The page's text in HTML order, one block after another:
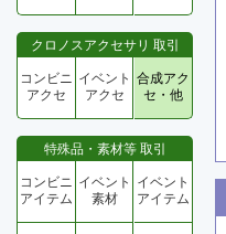
クロノスアクセサリ 取引
コンビニ
アクセ
イベント
アクセ
合成アク
セ・他
特殊品・素材等 取引
コンビニ
アイテム
イベント
素材
イベント
アイテム